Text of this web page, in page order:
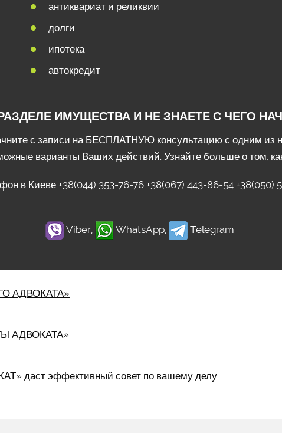
антиквариат и реликвии
долги
ипотека
автокредит
ИМУЩЕСТВА И НЕ ЗНАЕТЕ С ЧЕГО
с записи на БЕСПЛАТНУЮ консультацию с одним из
варианты Ваших действий. Узнайте больше о том,
в Киеве +38(044) 353-76-76 +38(067) 443-86-54 +38(050)
Viber, WhatsApp, Telegram
АДВОКАТА»
АДВОКАТА»
даст эффективный совет по вашему делу